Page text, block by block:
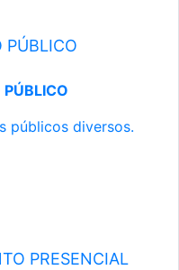
PÚBLICO
PÚBLICO
públicos diversos.
PRESENCIAL